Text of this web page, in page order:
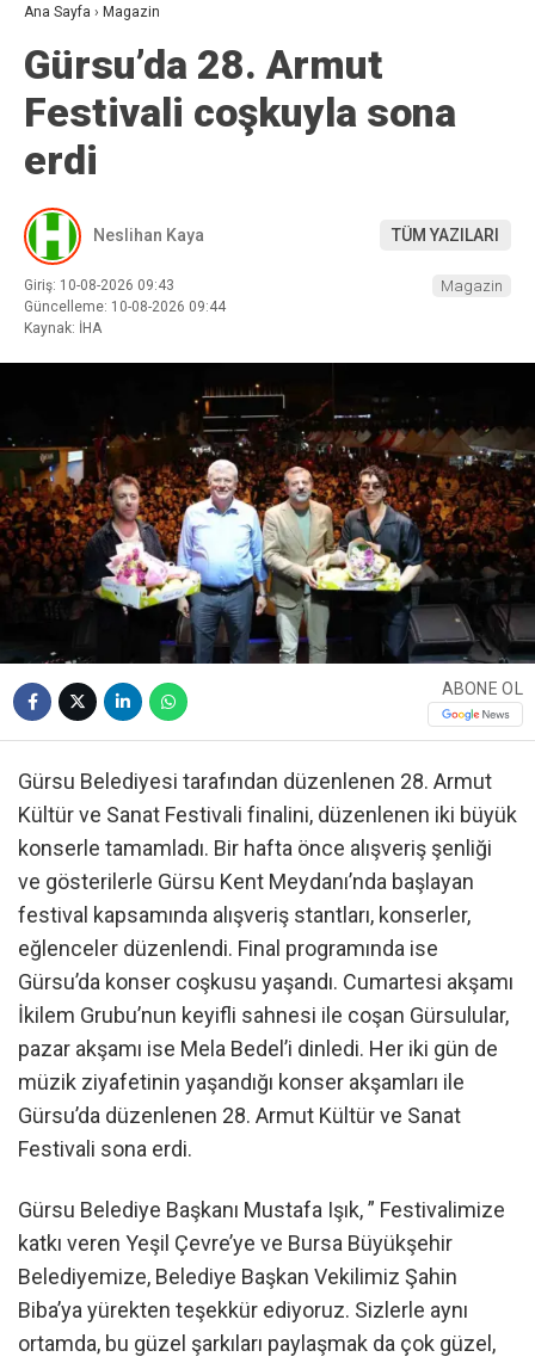
Ana Sayfa › Magazin
Gürsu’da 28. Armut
Festivali coşkuyla sona
erdi
Neslihan Kaya TÜM YAZILARI
Giriş: 10-08-2026 09:43
Güncelleme: 10-08-2026 09:44
Kaynak: İHA
Magazin
ABONE OL
Gürsu Belediyesi tarafından düzenlenen 28. Armut
Kültür ve Sanat Festivali finalini, düzenlenen iki büyük
konserle tamamladı. Bir hafta önce alışveriş şenliği
ve gösterilerle Gürsu Kent Meydanı’nda başlayan
festival kapsamında alışveriş stantları, konserler,
eğlenceler düzenlendi. Final programında ise
Gürsu’da konser coşkusu yaşandı. Cumartesi akşamı
İkilem Grubu’nun keyifli sahnesi ile coşan Gürsulular,
pazar akşamı ise Mela Bedel’i dinledi. Her iki gün de
müzik ziyafetinin yaşandığı konser akşamları ile
Gürsu’da düzenlenen 28. Armut Kültür ve Sanat
Festivali sona erdi.
Gürsu Belediye Başkanı Mustafa Işık, ” Festivalimize
katkı veren Yeşil Çevre’ye ve Bursa Büyükşehir
Belediyemize, Belediye Başkan Vekilimiz Şahin
Biba’ya yürekten teşekkür ediyoruz. Sizlerle aynı
ortamda, bu güzel şarkıları paylaşmak da çok güzel,